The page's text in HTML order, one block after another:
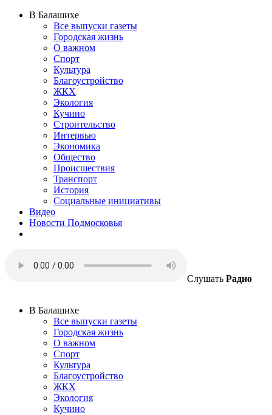
В Балашихе
Все выпуски газеты
Городская жизнь
О важном
Спорт
Культура
Благоустройство
ЖКХ
Экология
Кучино
Строительство
Интервью
Экономика
Общество
Происшествия
Транспорт
История
Социальные инициативы
Видео
Новости Подмосковья
Слушать Радио
В Балашихе
Все выпуски газеты
Городская жизнь
О важном
Спорт
Культура
Благоустройство
ЖКХ
Экология
Кучино